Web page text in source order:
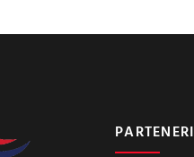
PARTENERI